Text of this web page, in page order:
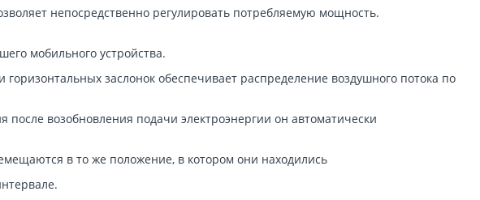
непосредственно регулировать потребляемую мощность.
мобильного устройства.
заслонок обеспечивает распределение воздушного потока по
возобновления подачи электроэнергии он автоматически
в то же положение, в котором они находились